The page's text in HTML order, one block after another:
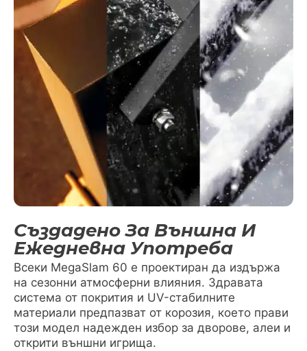
Създадено За Външна И
Ежедневна Употреба
Всеки MegaSlam 60 е проектиран да издържа
на сезонни атмосферни влияния. Здравата
система от покрития и UV-стабилните
материали предпазват от корозия, което прави
този модел надежден избор за дворове, алеи и
открити външни игрища.